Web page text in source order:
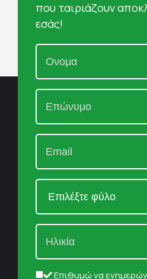
που ταιριάζουν
εσάς!
Επιθυμώ να